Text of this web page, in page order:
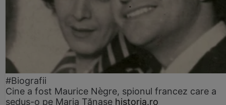
#Biografii
Cine a fost Maurice Nègre, spionul francez care a
sedus-o pe Maria Tănase historia.ro